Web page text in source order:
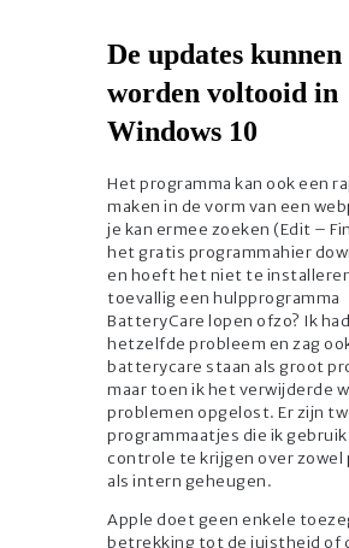
De updates
worden voltooid in
Windows 10
Het programma kan ook een
maken in de vorm van een
je kan ermee zoeken (Edit –
het gratis programmahier
en hoeft het niet te
toevallig een hulpprogramma
BatteryCare lopen ofzo? Ik
hetzelfde probleem en zag
batterycare staan als groot
maar toen ik het verwijderde
problemen opgelost. Er zijn
programmaatjes die ik gebruik
controle te krijgen over zowel
als intern geheugen.
Apple doet geen enkele
betrekking tot de juistheid of